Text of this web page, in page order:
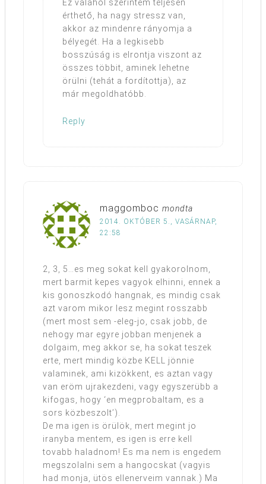
Ez valahol szerintem teljesen
érthető, ha nagy stressz van,
akkor az mindenre rányomja a
bélyegét. Ha a legkisebb
bosszúság is elrontja viszont az
összes többit, aminek lehetne
örülni (tehát a fordítottja), az
már megoldhatóbb.
Reply
maggomboc mondta
2014. OKTÓBER 5., VASÁRNAP,
22:58
2, 3, 5…es meg sokat kell gyakorolnom,
mert barmit kepes vagyok elhinni, ennek a
kis gonoszkodó hangnak, es mindig csak
azt varom mikor lesz megint rosszabb
(mert most sem -eleg-jo, csak jobb, de
nehogy mar egyre jobban menjenek a
dolgaim, meg akkor se, ha sokat teszek
erte, mert mindig közbe KELL jönnie
valaminek, ami kizökkent, es aztan vagy
van eröm ujrakezdeni, vagy egyszerübb a
kifogas, hogy ‘en megprobaltam, es a
sors közbeszolt’).
De ma igen is örülök, mert megint jo
iranyba mentem, es igen is erre kell
tovabb haladnom! Es ma nem is engedem
megszolalni sem a hangocskat (vagyis
had monja, ütös ellenerveim vannak.) Ma